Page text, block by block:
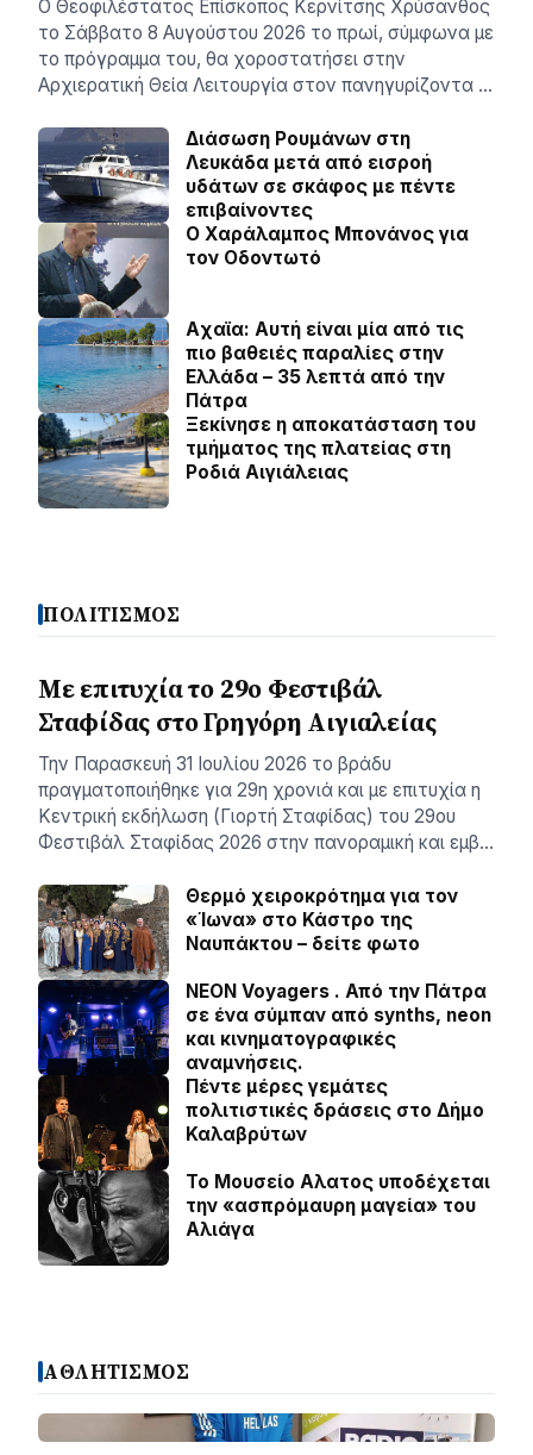
Ο Θεοφιλέστατος Επίσκοπος Κερνίτσης Χρύσανθος
το Σάββατο 8 Αυγούστου 2026 το πρωί, σύμφωνα με
το πρόγραμμα του, θα χοροστατήσει στην
Αρχιερατική Θεία Λειτουργία στον πανηγυρίζοντα …
Διάσωση Ρουμάνων στη
Λευκάδα μετά από εισροή
υδάτων σε σκάφος με πέντε
επιβαίνοντες
Ο Χαράλαμπος Μπονάνος για
τον Οδοντωτό
Aχαϊα: Αυτή είναι μία από τις
πιο βαθειές παραλίες στην
Ελλάδα – 35 λεπτά από την
Πάτρα
Ξεκίνησε η αποκατάσταση του
τμήματος της πλατείας στη
Ροδιά Αιγιάλειας
ΠΟΛΙΤΙΣΜΟΣ
Με επιτυχία το 29ο Φεστιβάλ
Σταφίδας στο Γρηγόρη Aιγιαλείας
Την Παρασκευή 31 Ιουλίου 2026 το βράδυ
πραγματοποιήθηκε για 29η χρονιά και με επιτυχία η
Κεντρική εκδήλωση (Γιορτή Σταφίδας) του 29ου
Φεστιβάλ Σταφίδας 2026 στην πανοραμική και εμβ…
Θερμό χειροκρότημα για τον
«Ίωνα» στο Κάστρο της
Ναυπάκτου – δείτε φωτο
NEON Voyagers . Από την Πάτρα
σε ένα σύμπαν από synths, neon
και κινηματογραφικές
αναμνήσεις.
Πέντε μέρες γεμάτες
πολιτιστικές δράσεις στο Δήμο
Καλαβρύτων
Το Μουσείο Αλατος υποδέχεται
την «ασπρόμαυρη μαγεία» του
Αλιάγα
ΑΘΛΗΤΙΣΜΟΣ